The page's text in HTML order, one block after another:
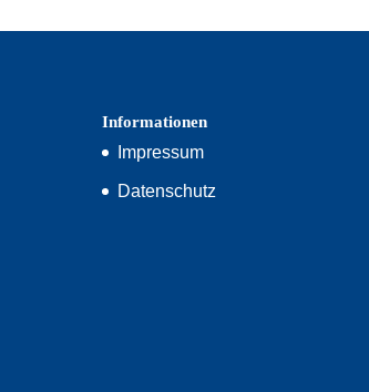
Informationen
Impressum
Datenschutz